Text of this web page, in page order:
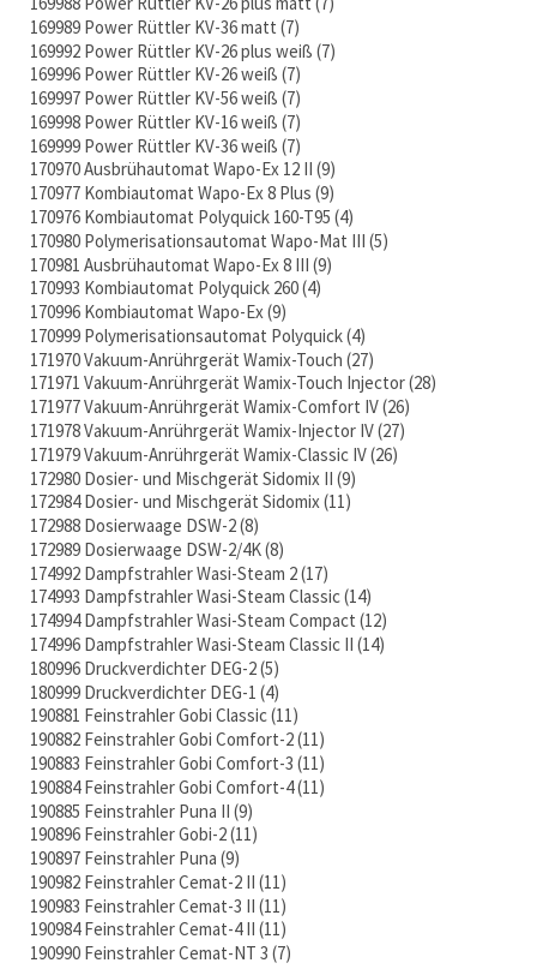
169989 Power Rüttler KV-36 matt 7
169992 Power Rüttler KV-26 plus weiß 7
169996 Power Rüttler KV-26 weiß 7
169997 Power Rüttler KV-56 weiß 7
169998 Power Rüttler KV-16 weiß 7
169999 Power Rüttler KV-36 weiß 7
170970 Ausbrühautomat Wapo-Ex 12 II 9
170977 Kombiautomat Wapo-Ex 8 Plus 9
170976 Kombiautomat Polyquick 160-T95 4
170980 Polymerisationsautomat Wapo-Mat III 5
170981 Ausbrühautomat Wapo-Ex 8 III 9
170993 Kombiautomat Polyquick 260 4
170996 Kombiautomat Wapo-Ex 9
170999 Polymerisationsautomat Polyquick 4
171970 Vakuum-Anrührgerät Wamix-Touch 27
171971 Vakuum-Anrührgerät Wamix-Touch Injector 28
171977 Vakuum-Anrührgerät Wamix-Comfort IV 26
171978 Vakuum-Anrührgerät Wamix-Injector IV 27
171979 Vakuum-Anrührgerät Wamix-Classic IV 26
172980 Dosier- und Mischgerät Sidomix II 9
172984 Dosier- und Mischgerät Sidomix 11
172988 Dosierwaage DSW-2 8
172989 Dosierwaage DSW-2/4K 8
174992 Dampfstrahler Wasi-Steam 2 17
174993 Dampfstrahler Wasi-Steam Classic 14
174994 Dampfstrahler Wasi-Steam Compact 12
174996 Dampfstrahler Wasi-Steam Classic II 14
180996 Druckverdichter DEG-2 5
180999 Druckverdichter DEG-1 4
190881 Feinstrahler Gobi Classic 11
190882 Feinstrahler Gobi Comfort-2 11
190883 Feinstrahler Gobi Comfort-3 11
190884 Feinstrahler Gobi Comfort-4 11
190885 Feinstrahler Puna II 9
190896 Feinstrahler Gobi-2 11
190897 Feinstrahler Puna 9
190982 Feinstrahler Cemat-2 II 11
190983 Feinstrahler Cemat-3 II 11
190984 Feinstrahler Cemat-4 II 11
190990 Feinstrahler Cemat-NT 3 7